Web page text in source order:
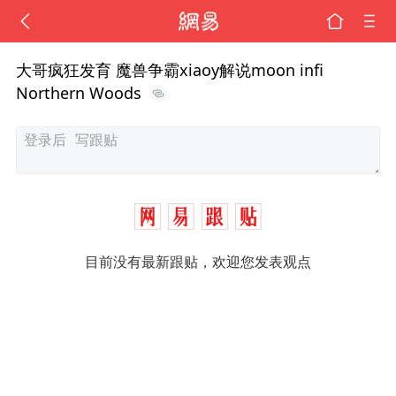
大哥疯狂发育 魔兽争霸xiaoy解说moon infi
Northern Woods
目前没有最新跟贴，欢迎您发表观点